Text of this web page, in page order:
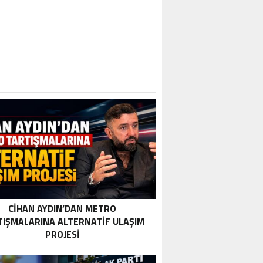
CIHAN AYDIN’DAN METRO
ALTERNATIF ULAŞIM
PROJESI